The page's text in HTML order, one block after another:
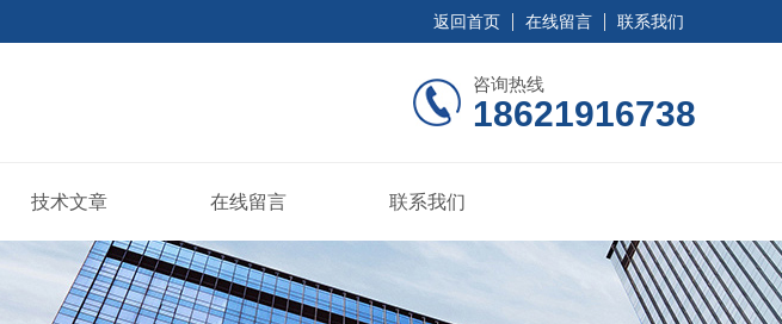
返回首页 在线留言 联系我们
咨询热线
18621916738
技术文章 在线留言 联系我们